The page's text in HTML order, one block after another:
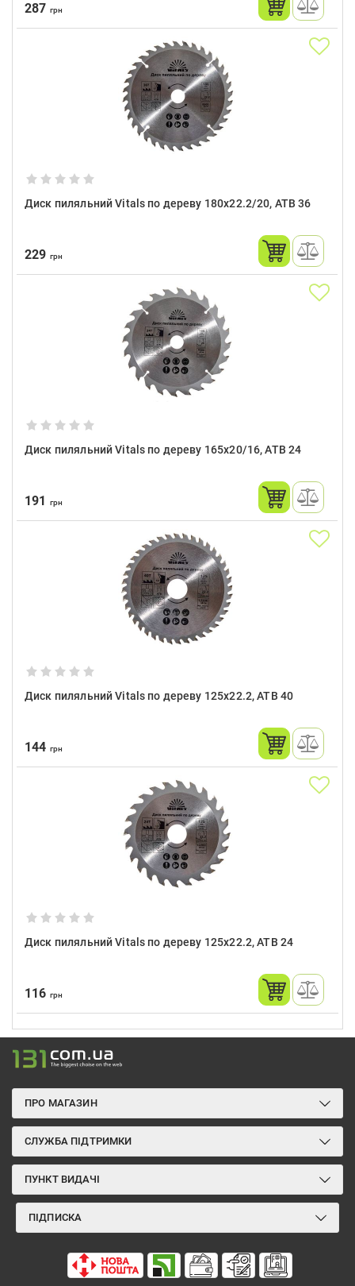
287 грн
Диск пиляльний Vitals по дереву 180x22.2/20, ATB 36
229 грн
Диск пиляльний Vitals по дереву 165х20/16, ATB 24
191 грн
Диск пиляльний Vitals по дереву 125x22.2, ATB 40
144 грн
Диск пиляльний Vitals по дереву 125x22.2, ATB 24
116 грн
ПРО МАГАЗИН
СЛУЖБА ПІДТРИМКИ
ПУНКТ ВИДАЧІ
ПІДПИСКА